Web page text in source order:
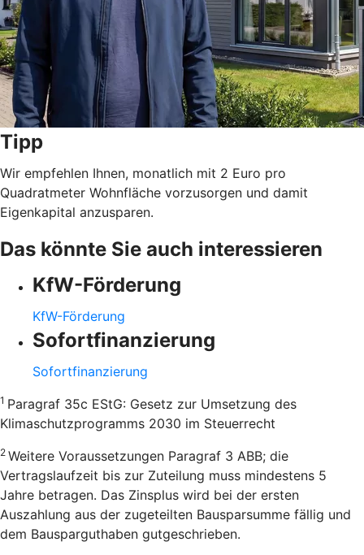
Tipp
Wir empfehlen Ihnen, monatlich mit 2 Euro pro
Quadratmeter Wohnfläche vorzusorgen und damit
Eigenkapital anzusparen.
Das könnte Sie auch interessieren
KfW-Förderung
KfW-Förderung
Sofortfinanzierung
Sofortfinanzierung
1 Paragraf 35c EStG: Gesetz zur Umsetzung des
Klimaschutzprogramms 2030 im Steuerrecht
2 Weitere Voraussetzungen Paragraf 3 ABB; die
Vertragslaufzeit bis zur Zuteilung muss mindestens 5
Jahre betragen. Das Zinsplus wird bei der ersten
Auszahlung aus der zugeteilten Bausparsumme fällig und
dem Bausparguthaben gutgeschrieben.